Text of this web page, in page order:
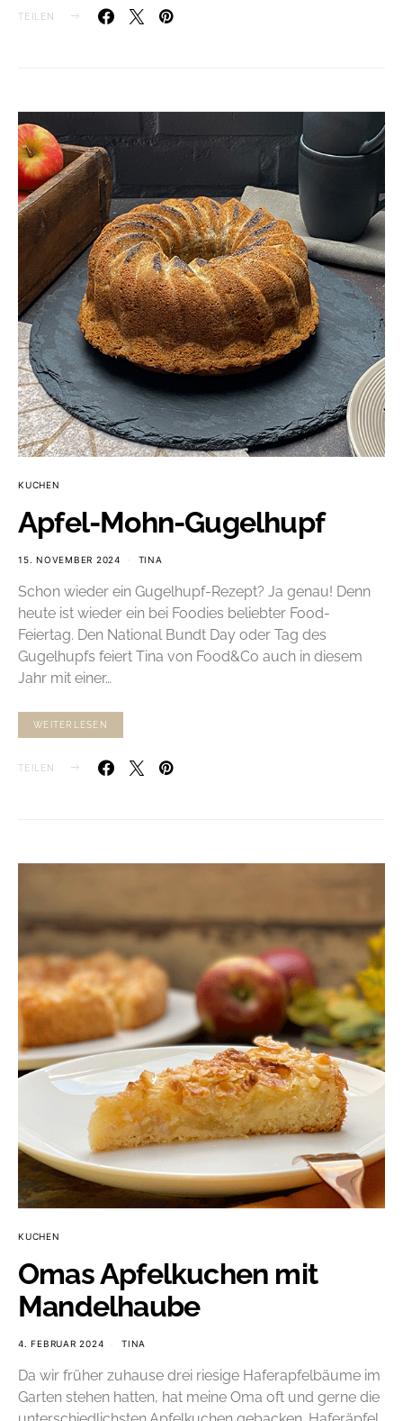
TEILEN
KUCHEN
Apfel-Mohn-Gugelhupf
15. NOVEMBER 2024 TINA
Schon wieder ein Gugelhupf-Rezept? Ja genau! Denn
heute ist wieder ein bei Foodies beliebter Food-
Feiertag. Den National Bundt Day oder Tag des
Gugelhupfs feiert Tina von Food&Co auch in diesem
Jahr mit einer…
WEITERLESEN
TEILEN
KUCHEN
Omas Apfelkuchen mit
Mandelhaube
4. FEBRUAR 2024 TINA
Da wir früher zuhause drei riesige Haferapfelbäume im
Garten stehen hatten, hat meine Oma oft und gerne die